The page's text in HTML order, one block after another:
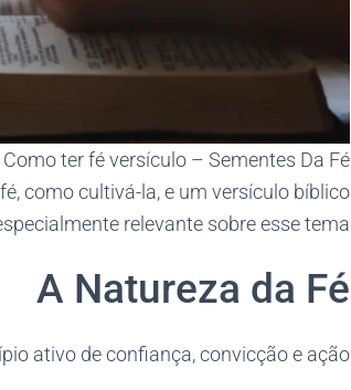
Como ter fé versículo – Sementes Da Fé
como cultivá-la, e um versículo bíblico
relevante sobre esse tema.
A Natureza da Fé
ativo de confiança, convicção e ação.